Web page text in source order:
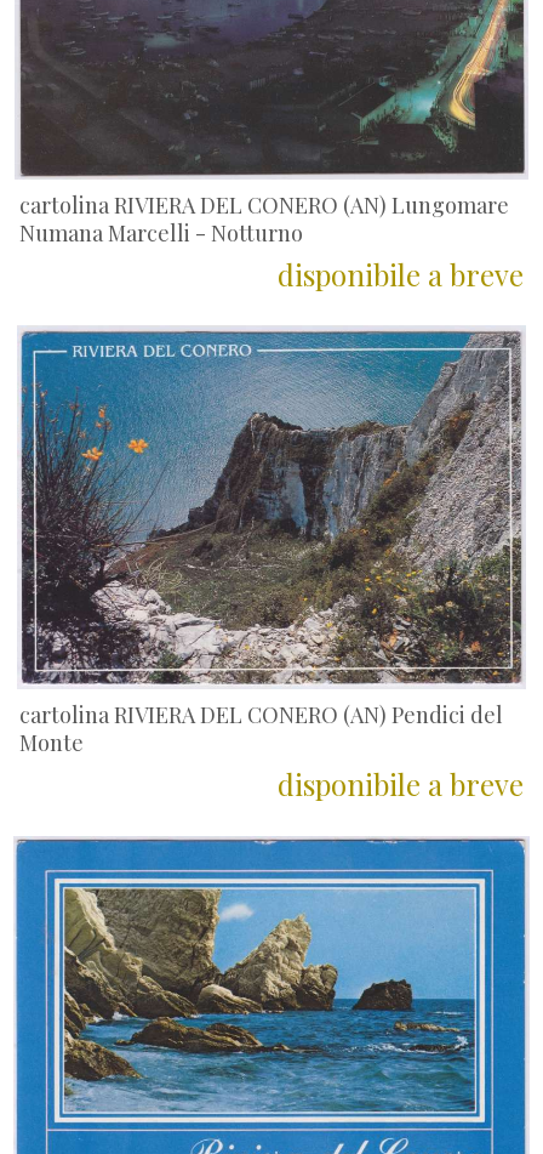
cartolina RIVIERA DEL CONERO (AN) Lungomare
Numana Marcelli - Notturno
disponibile a breve
cartolina RIVIERA DEL CONERO (AN) Pendici del
Monte
disponibile a breve